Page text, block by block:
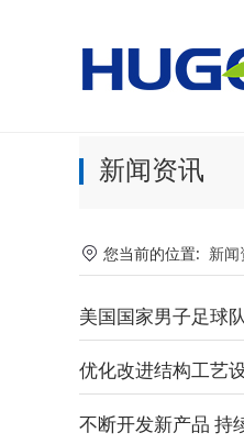
美国国家
新闻资讯
您当前的位置: 新闻
美国国家男子足球
优化改进结构工艺
不断开发新产品 持